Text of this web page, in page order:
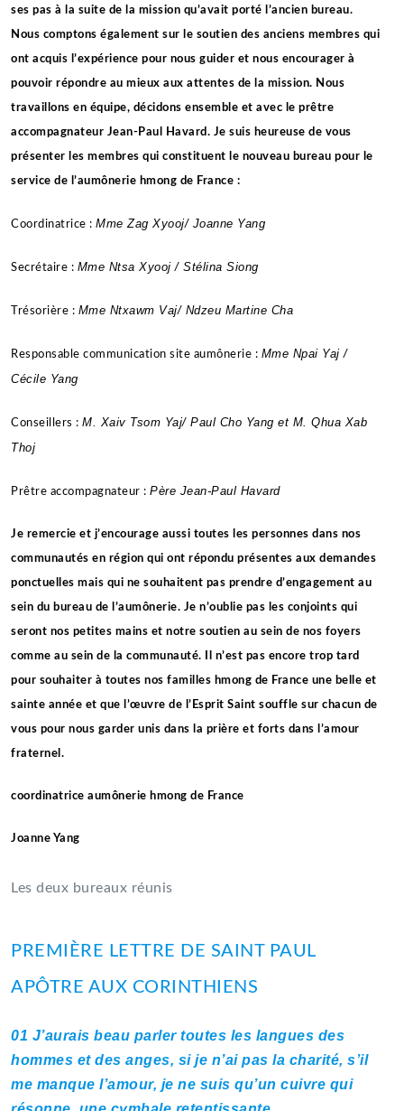
ses pas à la suite de la mission qu’avait porté l’ancien bureau.
Nous comptons également sur le soutien des anciens membres qui
ont acquis l’expérience pour nous guider et nous encourager à
pouvoir répondre au mieux aux attentes de la mission. Nous
travaillons en équipe, décidons ensemble et avec le prêtre
accompagnateur Jean-Paul Havard. Je suis heureuse de vous
présenter les membres qui constituent le nouveau bureau pour le
service de l’aumônerie hmong de France :
Coordinatrice : Mme Zag Xyooj/ Joanne Yang
Secrétaire : Mme Ntsa Xyooj / Stélina Siong
Trésorière : Mme Ntxawm Vaj/ Ndzeu Martine Cha
Responsable communication site aumônerie : Mme Npai Yaj /
Cécile Yang
Conseillers : M. Xaiv Tsom Yaj/ Paul Cho Yang et M. Qhua Xab
Thoj
Prêtre accompagnateur : Père Jean-Paul Havard
Je remercie et j’encourage aussi toutes les personnes dans nos
communautés en région qui ont répondu présentes aux demandes
ponctuelles mais qui ne souhaitent pas prendre d’engagement au
sein du bureau de l’aumônerie. Je n’oublie pas les conjoints qui
seront nos petites mains et notre soutien au sein de nos foyers
comme au sein de la communauté. Il n’est pas encore trop tard
pour souhaiter à toutes nos familles hmong de France une belle et
sainte année et que l’œuvre de l’Esprit Saint souffle sur chacun de
vous pour nous garder unis dans la prière et forts dans l’amour
fraternel.
coordinatrice aumônerie hmong de France
Joanne Yang
Les deux bureaux réunis
PREMIÈRE LETTRE DE SAINT PAUL
APÔTRE AUX CORINTHIENS
01 J’aurais beau parler toutes les langues des
hommes et des anges, si je n’ai pas la charité, s’il
me manque l’amour, je ne suis qu’un cuivre qui